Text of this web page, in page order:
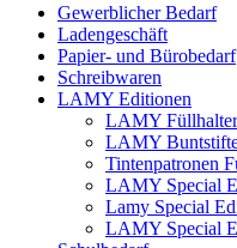
Gewerblicher Bedarf
Ladengeschäft
Papier- und Bürobedarf
Schreibwaren
LAMY Editionen
LAMY Füllhalter
LAMY
Tintenpatronen
LAMY Special
Lamy Special
LAMY Special